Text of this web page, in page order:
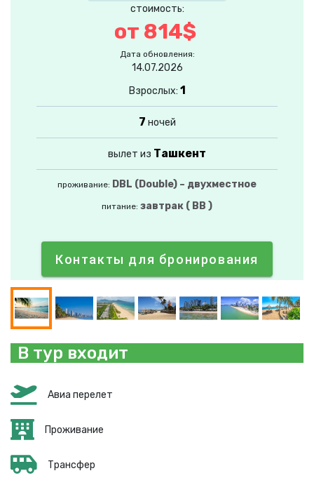
стоимость:
от 814$
Дата обновления:
14.07.2026
Взрослых: 1
7 ночей
вылет из Ташкент
проживание: DBL (Double) – двухместное
питание: завтрак ( BB )
Контакты для бронирования
В тур входит
Авиа перелет
Проживание
Трансфер